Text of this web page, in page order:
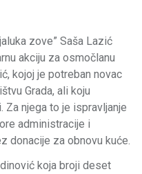
zove” Saša Lazić
akciju za osmočlanu
kojoj je potreban novac
Grada, ali koju
njega to je ispravljanje
administracije i
donacije za obnovu kuće.
koja broji deset